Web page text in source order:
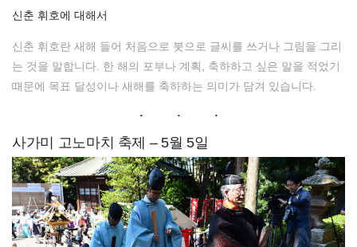
신춘 휘호에 대해서
신춘 휘호란 새해 들어 처음으로 붓으로 글씨를 쓰거나 그림을 그리
는 것을 말합니다. 한 해의 포부나 계획, 축하하고 싶은 말을 적었기
때문에 목표 달성이나 새해를 축하하는 의미가 담겨 있습니다.
사가미 고노마치 축제 – 5월 5일